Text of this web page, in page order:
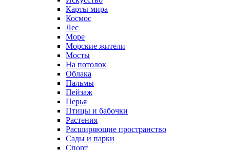
Карты мира
Космос
Лес
Море
Морские жители
Мосты
На потолок
Облака
Пальмы
Пейзаж
Перья
Птицы и бабочки
Растения
Расширяющие пространство
Сады и парки
Спорт